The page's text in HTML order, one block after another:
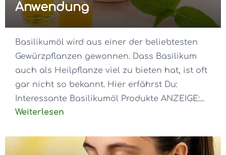
Anwendung
Basilikumöl wird aus einer der beliebtesten
Gewürzpflanzen gewonnen. Dass Basilikum
auch als Heilpflanze viel zu bieten hat, ist oft
gar nicht so bekannt. Hier erfährst Du:
Interessante Basilikumöl Produkte ANZEIGE:...
Weiterlesen